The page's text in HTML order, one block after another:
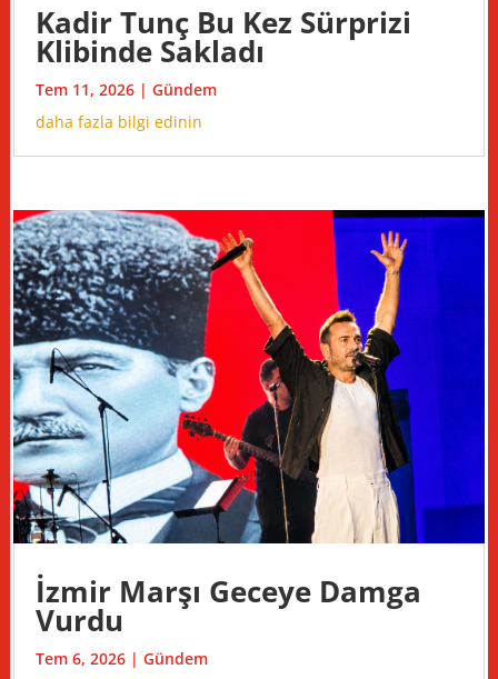
Kadir Tunç Bu Kez Sürprizi
Klibinde Sakladı
Tem 11, 2026 | Gündem
daha fazla bilgi edinin
İzmir Marşı Geceye Damga
Vurdu
Tem 6, 2026 | Gündem